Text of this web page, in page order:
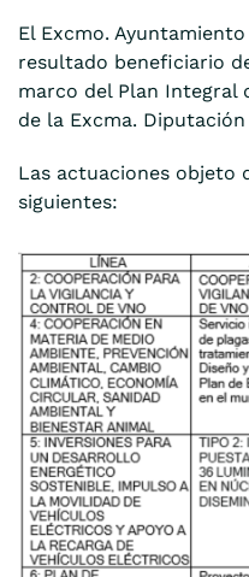
El Excmo.
resultado beneficiario
marco del Plan Integral
de la Excma. Diputación
Las actuaciones objeto
siguientes: